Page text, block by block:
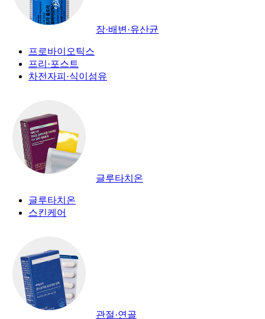
장·배변·유산균
프로바이오틱스
프리·포스트
차전자피·식이섬유
글루타치온
글루타치온
스킨케어
관절·연골